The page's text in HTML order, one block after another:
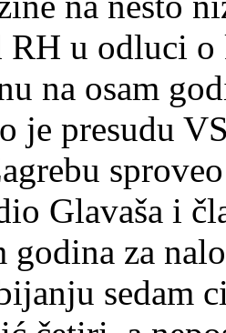
u odluci o
na osam
je presudu
Glavaša i
godina za
sedam